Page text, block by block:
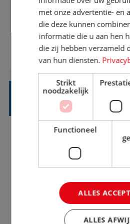
informatiebehoefte van
afdelingen specificeren. Aan
informatiebehoefte ga je BI-
adviezen, rapportages en
producten ontwikkel je door
uit ons datawa...
BEKIJK VACATURE
INKOPER VAKANTIES
Baan 33-36 uur
Jij vindt de mooiste plekjes
eenoudergezinnen én
onvergetelijke vakanties van
is dat? Ben jij de
BEKIJK VACATURE
met onze advertentie- en
die deze kunnen
informatie die u aan hen
die zij hebben verzameld
van hun diensten.
Strikt
noodzakelijk
Functioneel
ALLES
ALLES